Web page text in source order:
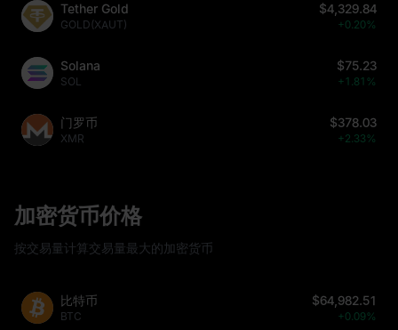
Tether Gold
GOLD(XAUT)
$4,329.84
+0.20%
Solana
SOL
$75.23
+1.81%
门罗币
XMR
$378.03
+2.33%
加密货币价格
按交易量计算交易量最大的加密货币
比特币
BTC
$64,982.51
+0.09%